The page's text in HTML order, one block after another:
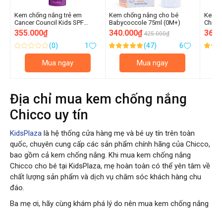
Kem chống nắng trẻ em
Cancer Council Kids SPF
50+/PA ++++ (110ml)
355.000₫
Xếp
0.000000
(0) 1
Mua ngay
Kem chống nắng cho bé
Babycoccole 75ml (0M+)
340.000₫ 425.000₫
Xếp
99.000000
(47) 6
Mua ngay
Kem
Xếp
Địa chỉ mua kem chống nắng
Chicco uy tín
KidsPlaza là hệ thống cửa hàng mẹ và bé uy tín trên toàn
quốc, chuyên cung cấp các sản phẩm chính hãng của Chicco,
bao gồm cả kem chống nắng. Khi mua kem chống nắng
Chicco cho bé tại KidsPlaza, mẹ hoàn toàn có thể yên tâm về
chất lượng sản phẩm và dịch vụ chăm sóc khách hàng chu
đáo.
Ba mẹ ơi, hãy cùng khám phá lý do nên mua kem chống nắng